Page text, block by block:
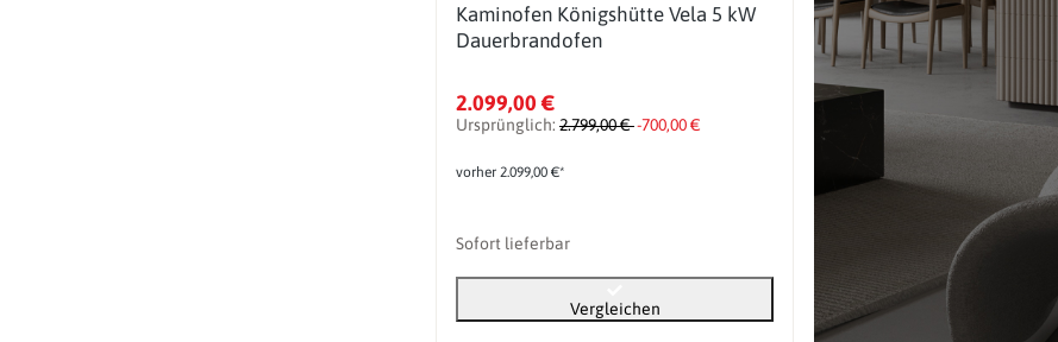
Kaminofen Königshütte Vela 5 kW
Dauerbrandofen
2.099,00 €
Ursprünglich: 2.799,00 €-700,00 €
vorher 2.099,00 €*
Sofort lieferbar
Vergleichen